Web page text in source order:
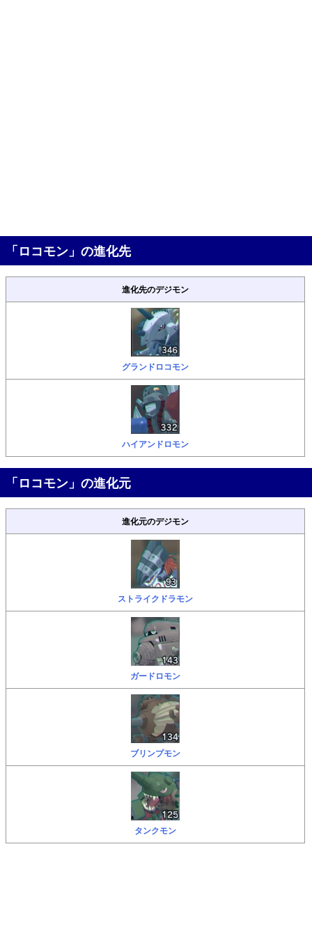
「ロコモン」の進化先
進化先のデジモン
グランドロコモン
ハイアンドロモン
「ロコモン」の進化元
進化元のデジモン
ストライクドラモン
ガードロモン
ブリンプモン
タンクモン